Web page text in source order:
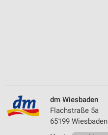
dm Wiesbaden
Flachstraße 5a
65199 Wiesbaden